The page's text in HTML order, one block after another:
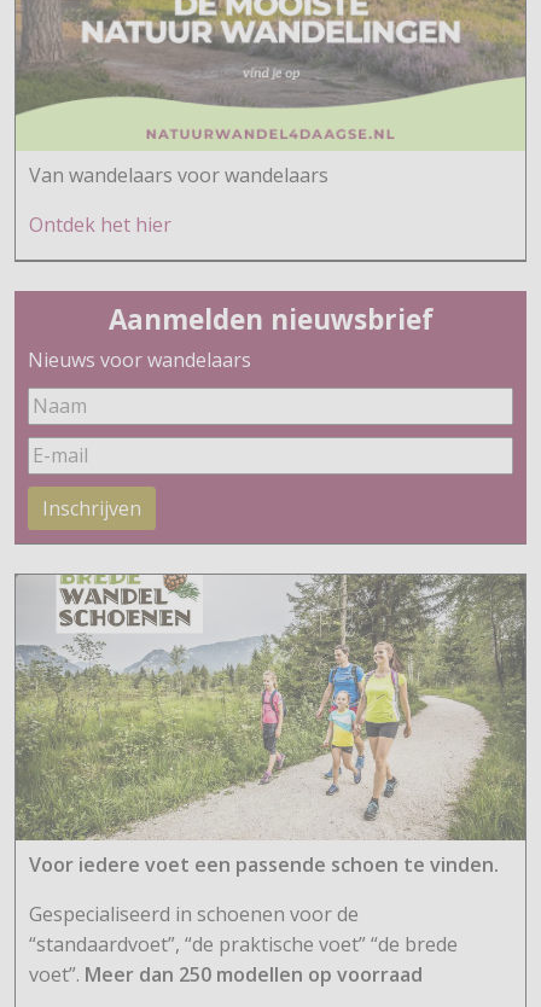
Van wandelaars voor wandelaars
Ontdek het hier
Aanmelden nieuwsbrief
Nieuws voor wandelaars
Inschrijven
Voor iedere voet een passende schoen te vinden.
Gespecialiseerd in schoenen voor de
“standaardvoet”, “de praktische voet” “de brede
voet”. Meer dan 250 modellen op voorraad